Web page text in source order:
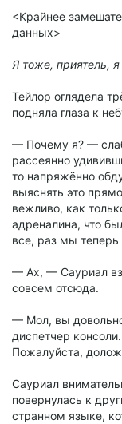
<Крайнее
данных>
Я тоже, приятель,
Тейлор оглядела
подняла глаза к
— Почему я? —
рассеянно
то напряжённо
выяснять это
вежливо, как
адреналина, что
все, раз мы
— Ах, — Сауриал
совсем отсюда.
— Мол, вы
диспетчер
Пожалуйста,
Сауриал
повернулась к
странном языке,